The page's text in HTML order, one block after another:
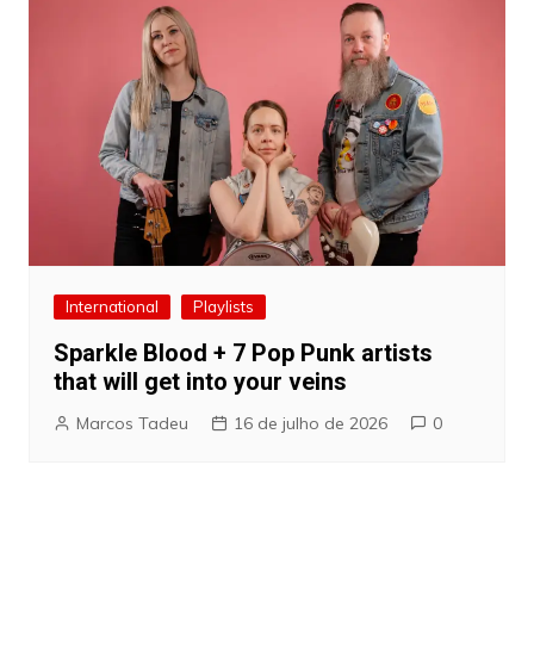
International Playlists
Sparkle Blood + 7 Pop Punk artists
that will get into your veins
Marcos Tadeu 16 de julho de 2026 0